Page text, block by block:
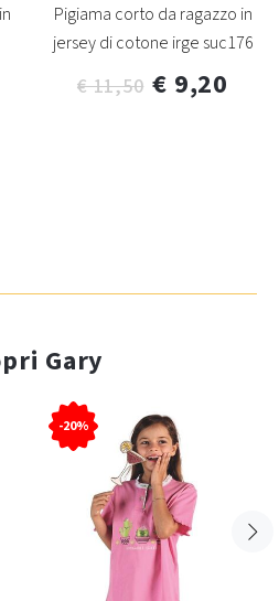
Pigiama corto da ragazzo in
jersey di cotone irge suc176
€ 11,50 € 9,20
Gary
-20%